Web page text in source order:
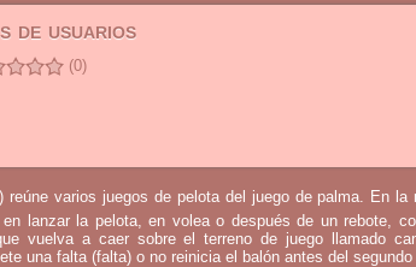
de usuarios
(0)
varios juegos de pelota del juego de palma. En la
lanzar la pelota, en volea o después de un rebote,
vuelva a caer sobre el terreno de juego llamado
una falta (falta) o no reinicia el balón antes del segundo